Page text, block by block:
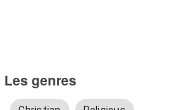
Les genres